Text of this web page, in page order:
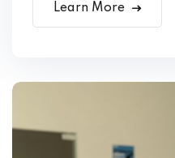
Learn More